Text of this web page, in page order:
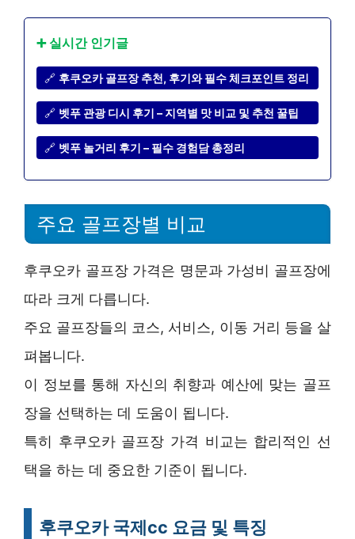
➕ 실시간 인기글
🔗 후쿠오카 골프장 추천, 후기와 필수 체크포인트 정리
🔗 벳푸 관광 디시 후기 – 지역별 맛 비교 및 추천 꿀팁
🔗 벳푸 놀거리 후기 – 필수 경험담 총정리
주요 골프장별 비교
후쿠오카 골프장 가격은 명문과 가성비 골프장에
따라 크게 다릅니다.
주요 골프장들의 코스, 서비스, 이동 거리 등을 살
펴봅니다.
이 정보를 통해 자신의 취향과 예산에 맞는 골프
장을 선택하는 데 도움이 됩니다.
특히 후쿠오카 골프장 가격 비교는 합리적인 선
택을 하는 데 중요한 기준이 됩니다.
후쿠오카 국제cc 요금 및 특징